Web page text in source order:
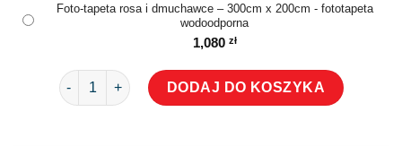
Foto-tapeta rosa i dmuchawce – 300cm x 200cm - fototapeta
wodoodporna
1,080 zł
ilość Foto-tapeta rosa i dmuchawce
DODAJ DO KOSZYKA